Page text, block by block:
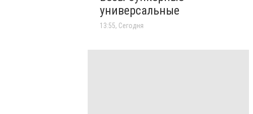
универсальные
13:55, Сегодня